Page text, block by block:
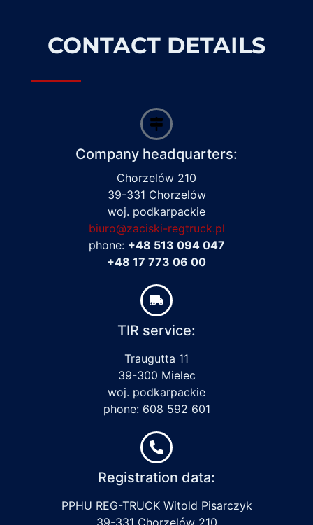
CONTACT DETAILS
Company headquarters:
Chorzelów 210
39-331 Chorzelów
woj. podkarpackie
biuro@zaciski-regtruck.pl
phone: +48 513 094 047
+48 17 773 06 00
TIR service:
Traugutta 11
39-300 Mielec
woj. podkarpackie
phone: 608 592 601
Registration data:
PPHU REG-TRUCK Witold Pisarczyk
39-331 Chorzelów 210